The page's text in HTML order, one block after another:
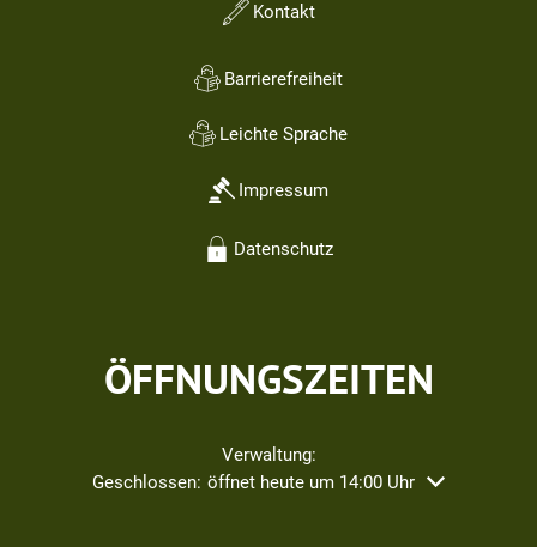
Kontakt
Barrierefreiheit
Leichte Sprache
Impressum
Datenschutz
ÖFFNUNGSZEITEN
Verwaltung:
Klicken, um weitere Öffnungs- oder Schließzeiten
Geschlossen: öffnet heute um 14:00 Uhr